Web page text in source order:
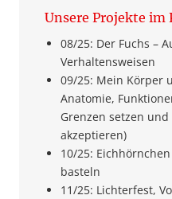
Unsere Projekte
08/25: Der Fuchs –
Verhaltensweisen
09/25: Mein Körper
Anatomie,
Grenzen setzen
akzeptieren)
10/25:
basteln
11/25: Lichterfest,